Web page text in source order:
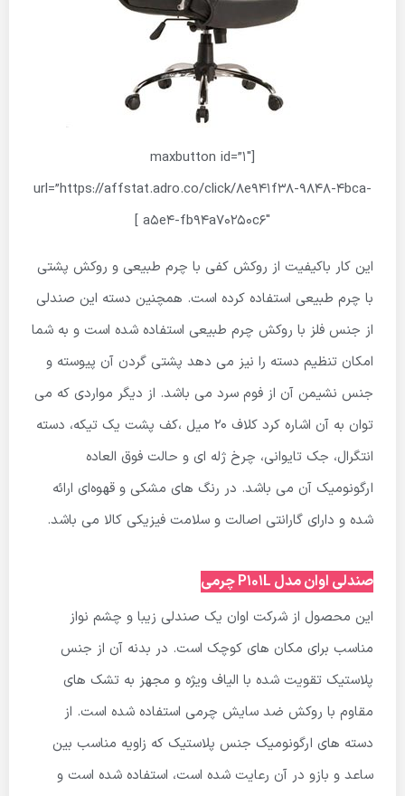
[maxbutton id=”1″
url=”https://affstat.adro.co/click/8e941f38-9848-4bca-
a5e4-fb94a70250c6″ ]
این کار باکیفیت از روکش کفی با چرم طبیعی و روکش پشتی
با چرم طبیعی استفاده کرده است. همچنین دسته این صندلی
از جنس فلز با روکش چرم طبیعی استفاده شده است و به شما
امکان تنظیم دسته را نیز می دهد پشتی گردن آن پیوسته و
جنس نشیمن آن از فوم سرد می باشد. از دیگر مواردی که ‌می
توان به آن اشاره کرد کلاف ۲۰ میل ،کف پشت یک تیکه، دسته
انتگرال، جک تایوانی، چرخ ژله ای و حالت فوق العاده
ارگونومیک آن می باشد. در رنگ های مشکی و قهوه‌ای ارائه
شده و دارای گارانتی اصالت و سلامت فیزیکی کالا می باشد.
صندلی اوان مدل P101L چرمی
این محصول از شرکت اوان یک صندلی زیبا و چشم نواز
مناسب برای مکان های کوچک است. در بدنه آن از جنس
پلاستیک تقویت شده با الیاف ویژه و مجهز به تشک های
مقاوم با روکش ضد سایش چرمی استفاده شده است. از
دسته های ارگونومیک جنس پلاستیک که زاویه مناسب بین
ساعد و بازو در آن رعایت شده است، استفاده شده است و